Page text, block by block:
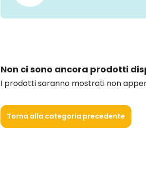
Non ci sono ancora prodotti
I prodotti saranno mostrati non
Torna alla categoria precedente